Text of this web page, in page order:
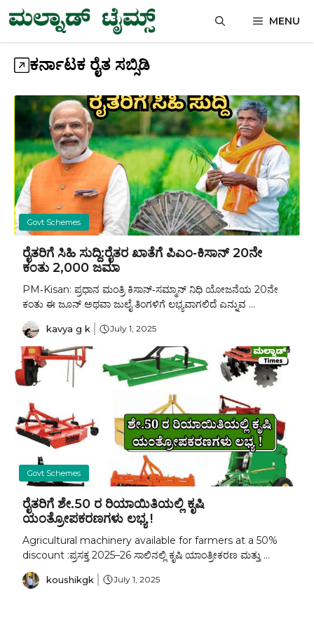
Skip
to
content
MENU
ಕರ್ನಾಟಕ ರೈತ ಸಬ್ಸಿಡಿ
Govt Schemes
ರೈತರಿಗೆ ಸಿಹಿ ಸುದ್ದಿ:ರೈತರ ಖಾತೆಗೆ ಪಿಎಂ‑ಕಿಸಾನ್ 20ನೇ
ಕಂತು ₹2,000 ಜಮಾ
PM‑Kisan: ಪ್ರಧಾನ ಮಂತ್ರಿ ಕಿಸಾನ್‑ಸಮ್ಮಾನ್ ನಿಧಿ ಯೋಜನೆಯ 20ನೇ
ಕಂತು ಈ ಜೂನ್ ಅಥವಾ ಜುಲೈ ತಿಂಗಳಿಗೆ ಲಭ್ಯವಾಗಲಿದೆ ಎನ್ನುವ ...
kavya g k July 1, 2025
Govt Schemes
ರೈತರಿಗೆ ಶೇ.50 ರ ರಿಯಾಯಿತಿಯಲ್ಲಿ ಕೃಷಿ
ಯಂತ್ರೋಪಕರಣಗಳು ಲಭ್ಯ !
Agricultural machinery available for farmers at a 50%
discount :ಪ್ರಸಕ್ತ 2025–26 ಸಾಲಿನಲ್ಲಿ ಕೃಷಿ ಯಾಂತ್ರೀಕರಣ ಮತ್ತು ...
koushikgk July 1, 2025